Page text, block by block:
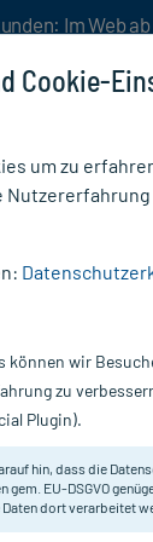
Im Web
Nur für kurze
Cookie-
um zu
können wir
zu
Plugin).
hin, dass die
gem. EU-DSGVO
Daten dort verarbeitet